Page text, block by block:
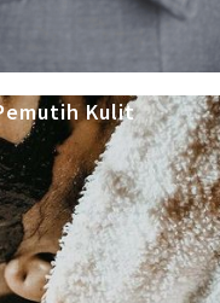
Kulit